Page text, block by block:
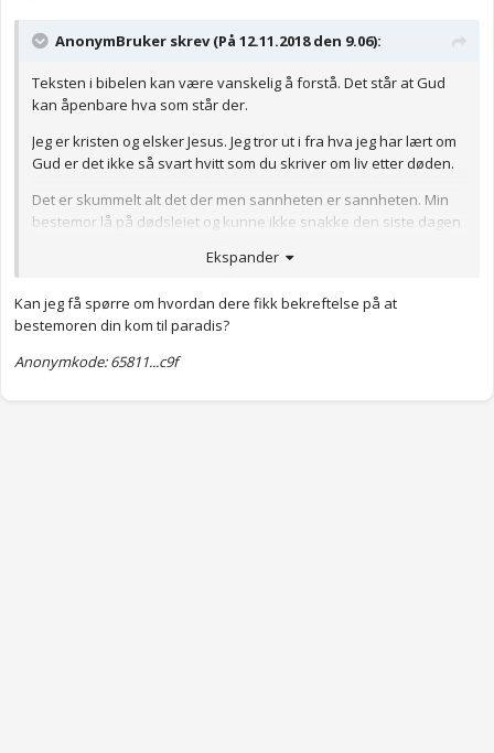
AnonymBruker skrev (På 12.11.2018 den 9.06):
Teksten i bibelen kan være vanskelig å forstå. Det står at Gud
kan åpenbare hva som står der.
Jeg er kristen og elsker Jesus. Jeg tror ut i fra hva jeg har lært om
Gud er det ikke så svart hvitt som du skriver om liv etter døden.
Det er skummelt alt det der men sannheten er sannheten. Min
bestemor lå på dødsleiet og kunne ikke snakke den siste dagen
Her kan du faktisk spørre Gud. Du har helligeånd som er din
kommunikasjons middel med Gud. Spørr Gud om han er i
kommunikasjon med Gud? Om ikke så er det en veldig fin ting å
Ekspander
Kan jeg få spørre om hvordan dere fikk bekreftelse på at
bestemoren din kom til paradis?
Anonymkode: 65811...c9f